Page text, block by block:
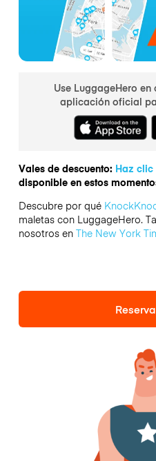
Use LuggageHero
aplicación oficial
Vales de descuento: Haz
disponible en estos
Descubre por qué
maletas con LuggageHero.
nosotros en The New York